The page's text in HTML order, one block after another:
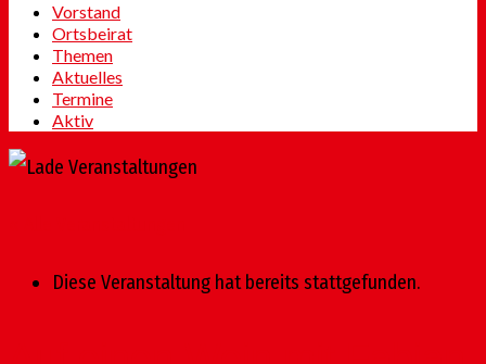
Vorstand
Ortsbeirat
Themen
Aktuelles
Termine
Aktiv
Diese Veranstaltung hat bereits stattgefunden.